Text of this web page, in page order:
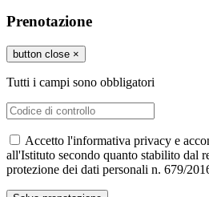
Prenotazione
button close ×
Tutti i campi sono obbligatori
Accetto l'informativa privacy e
all'Istituto secondo quanto stabilito dal
protezione dei dati personali n. 679/